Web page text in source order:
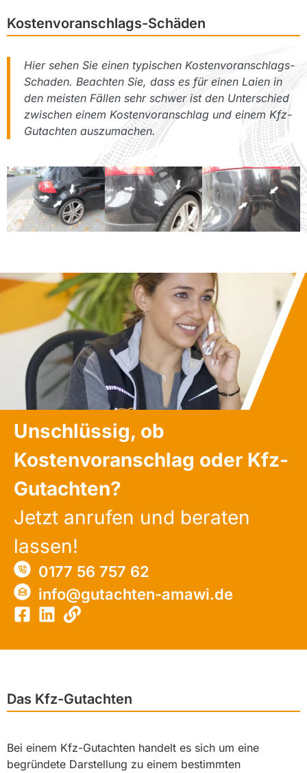
Kostenvoranschlags-Schäden
Hier sehen Sie einen typischen Kostenvoranschlags-
Schaden. Beachten Sie, dass es für einen Laien in
den meisten Fällen sehr schwer ist den Unterschied
zwischen einem Kostenvoranschlag und einem Kfz-
Gutachten auszumachen.
Unschlüssig, ob
Kostenvoranschlag oder Kfz-
Gutachten?
Jetzt anrufen und beraten
lassen!
0177 56 757 62
info@gutachten-amawi.de
Das Kfz-Gutachten
Bei einem Kfz-Gutachten handelt es sich um eine
begründete Darstellung zu einem bestimmten